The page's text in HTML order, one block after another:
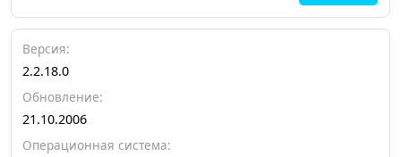
Версия:
2.2.18.0
Обновление:
21.10.2006
Операционная система: